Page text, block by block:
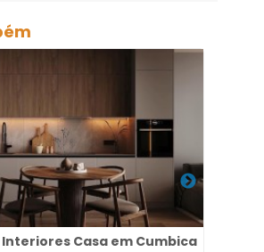
Interiores Casa em Cumbica